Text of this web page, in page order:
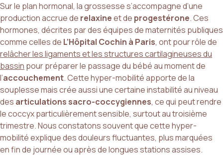
Sur le plan hormonal, la grossesse s’accompagne d’une
production accrue de relaxineet de progestérone. Ces
hormones, décrites par des équipes de maternités publiques
comme celles de L’Hôpital Cochin à Paris, ont pour rôle de
relâcher les ligaments et les structures cartilagineuses du
bassin pour préparer le passage du bébé au moment de
l’accouchement. Cette hyper-mobilité apporte de la
souplesse mais crée aussi une certaine instabilité au niveau
des articulations sacro-coccygiennes, ce qui peut rendre
le coccyx particulièrement sensible, surtout au troisième
trimestre. Nous constatons souvent que cette hyper-
mobilité explique des douleurs fluctuantes, plus marquées
en fin de journée ou après de longues stations assises.